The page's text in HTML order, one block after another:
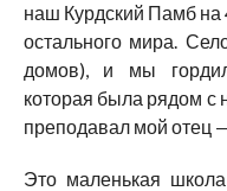
наш Курдский Памб на
остального мира.
домов), и мы
которая была рядом с
преподавал мой отец
Это маленькая